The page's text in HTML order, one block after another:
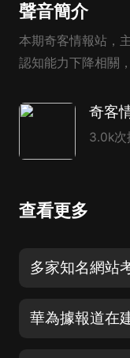
聲音簡介
本期奇客情報站，
認知能力下降相關
奇客
3.0k次
查看更多
多家知名網站
華為據報道在